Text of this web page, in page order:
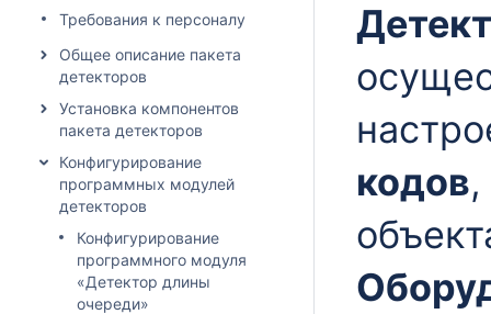
Требования к персоналу
Общее описание пакета
детекторов
Установка компонентов
пакета детекторов
Конфигурирование
программных модулей
детекторов
Конфигурирование
программного модуля
«Детектор длины
очереди»
кодов